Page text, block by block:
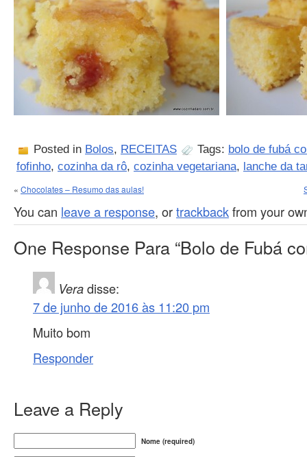
Posted in Bolos, RECEITAS Tags: bolo de fubá
fofinho, cozinha da rô, cozinha vegetariana, lanche da
« Chocolates – Resumo das aulas!
You can leave a response, ortrackbackfrom your
One Response Para “Bolo de Fubá
Veradisse:
7 de junho de 2016 às 11:20 pm
Muito bom
Responder
Leave a Reply
Nome (required)